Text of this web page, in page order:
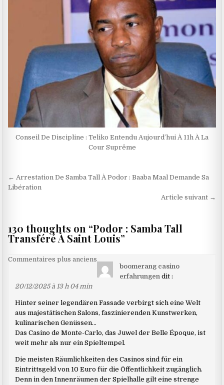
Conseil De Discipline : Teliko Entendu Aujourd’hui À 11h À La
Cour Suprême
Navigation
de
← Arrestation De Samba Tall À Podor : Baaba Maal Demande Sa
Libération
Article suivant →
130 thoughts on “Podor : Samba Tall
Transféré À Saint Louis”
Navigation
les
commentaires
Commentaires plus anciens
boomerang casino
erfahrungen dit :
20/12/2025 à 13 h 04 min
Hinter seiner legendären Fassade verbirgt sich eine Welt
aus majestätischen Salons, faszinierenden Kunstwerken,
kulinarischen Genüssen…
Das Casino de Monte-Carlo, das Juwel der Belle Époque, ist
weit mehr als nur ein Spieltempel.
Die meisten Räumlichkeiten des Casinos sind für ein
Eintrittsgeld von 10 Euro für die Öffentlichkeit zugänglich.
Denn in den Innenräumen der Spielhalle gilt eine strenge